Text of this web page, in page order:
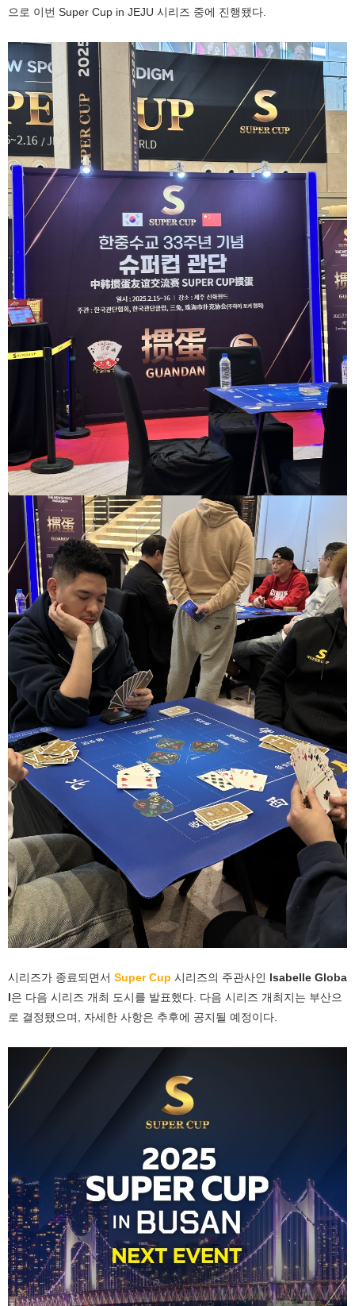
으로 이번 Super Cup in JEJU 시리즈 중에 진행됐다.
시리즈가 종료되면서 Super Cup 시리즈의 주관사인 Isabelle Globa
l은 다음 시리즈 개최 도시를 발표했다. 다음 시리즈 개최지는 부산으
로 결정됐으며, 자세한 사항은 추후에 공지될 예정이다.